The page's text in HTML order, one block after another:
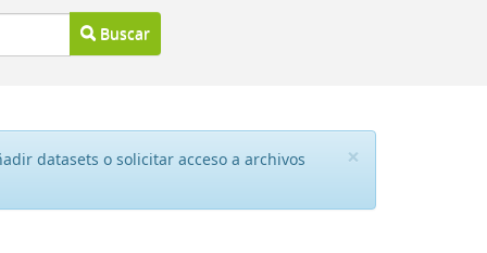
Buscar
×
datasets o solicitar acceso a archivos